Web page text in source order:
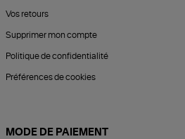
Vos retours
Supprimer mon compte
Politique de confidentialité
Préférences de cookies
MODE DE PAIEMENT